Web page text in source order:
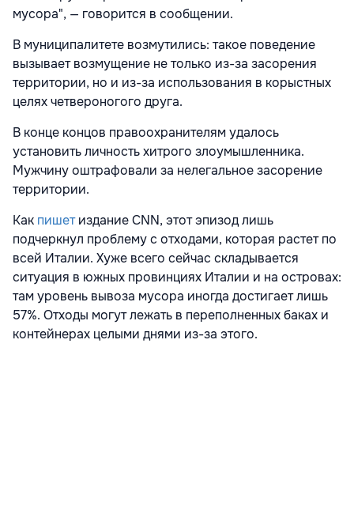
мусора", — говорится в сообщении.
В муниципалитете возмутились: такое поведение
вызывает возмущение не только из-за засорения
территории, но и из-за использования в корыстных
целях четвероногого друга.
В конце концов правоохранителям удалось
установить личность хитрого злоумышленника.
Мужчину оштрафовали за нелегальное засорение
территории.
Как пишет издание CNN, этот эпизод лишь
подчеркнул проблему с отходами, которая растет по
всей Италии. Хуже всего сейчас складывается
ситуация в южных провинциях Италии и на островах:
там уровень вывоза мусора иногда достигает лишь
57%. Отходы могут лежать в переполненных баках и
контейнерах целыми днями из-за этого.